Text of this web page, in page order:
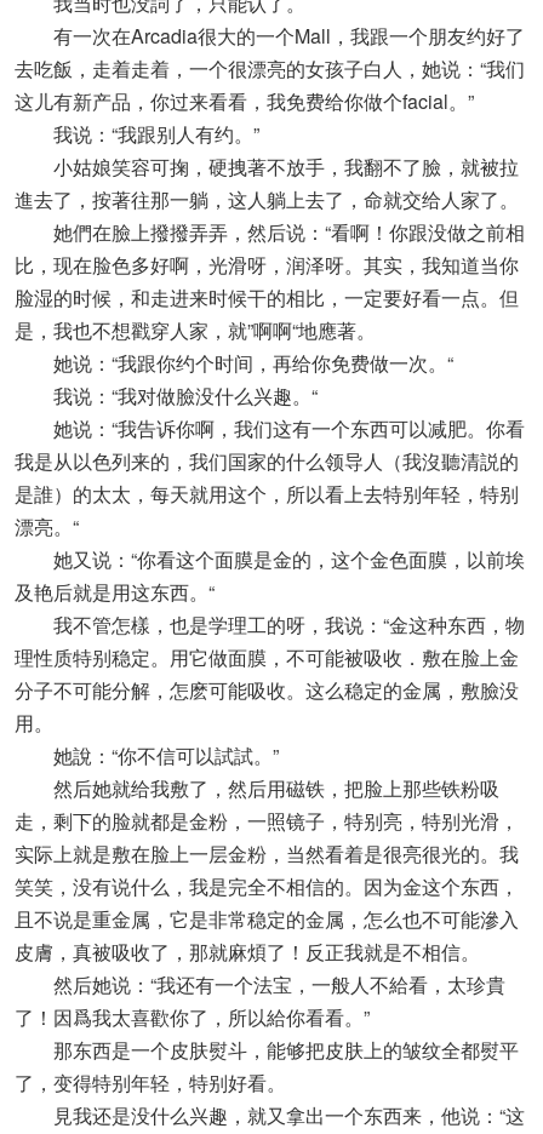
有一次在Arcadia很大的一个Mall，我跟一个朋友约好了
去吃飯，走着走着，一个很漂亮的女孩子白人，她说：“我们
这儿有新产品，你过来看看，我免费给你做个facial。”
我说：“我跟别人有约。”
小姑娘笑容可掬，硬拽著不放手，我翻不了臉，就被拉
進去了，按著往那一躺，这人躺上去了，命就交给人家了。
她們在臉上撥撥弄弄，然后说：“看啊！你跟没做之前相
比，现在脸色多好啊，光滑呀，润泽呀。其实，我知道当你
脸湿的时候，和走进来时候干的相比，一定要好看一点。但
是，我也不想戳穿人家，就”啊啊“地應著。
她说：“我跟你约个时间，再给你免费做一次。“
我说：“我对做臉没什么兴趣。“
她说：“我告诉你啊，我们这有一个东西可以减肥。你看
我是从以色列来的，我们国家的什么领导人（我沒聽清説的
是誰）的太太，每天就用这个，所以看上去特别年轻，特别
漂亮。“
她又说：“你看这个面膜是金的，这个金色面膜，以前埃
及艳后就是用这东西。“
我不管怎樣，也是学理工的呀，我说：“金这种东西，物
理性质特别稳定。用它做面膜，不可能被吸收．敷在脸上金
分子不可能分解，怎麽可能吸收。这么稳定的金属，敷臉没
用。
她說：“你不信可以試試。”
然后她就给我敷了，然后用磁铁，把脸上那些铁粉吸
走，剩下的脸就都是金粉，一照镜子，特别亮，特别光滑，
实际上就是敷在脸上一层金粉，当然看着是很亮很光的。我
笑笑，没有说什么，我是完全不相信的。因为金这个东西，
且不说是重金属，它是非常稳定的金属，怎么也不可能滲入
皮膚，真被吸收了，那就麻煩了！反正我就是不相信。
然后她说：“我还有一个法宝，一般人不給看，太珍貴
了！因爲我太喜歡你了，所以給你看看。”
那东西是一个皮肤熨斗，能够把皮肤上的皱纹全都熨平
了，变得特别年轻，特别好看。
見我还是没什么兴趣，就又拿出一个东西来，他说：“这